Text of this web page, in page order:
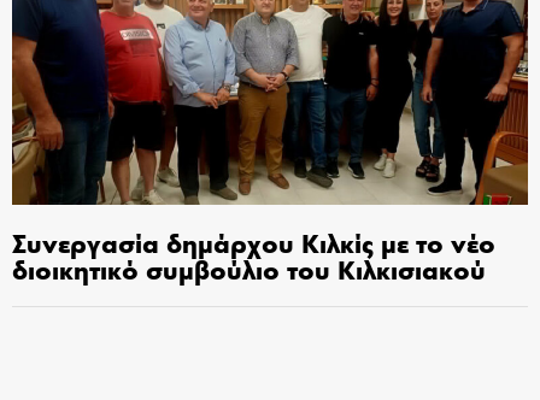
Συνεργασία δημάρχου Κιλκίς με το νέο
διοικητικό συμβούλιο του Κιλκισιακού